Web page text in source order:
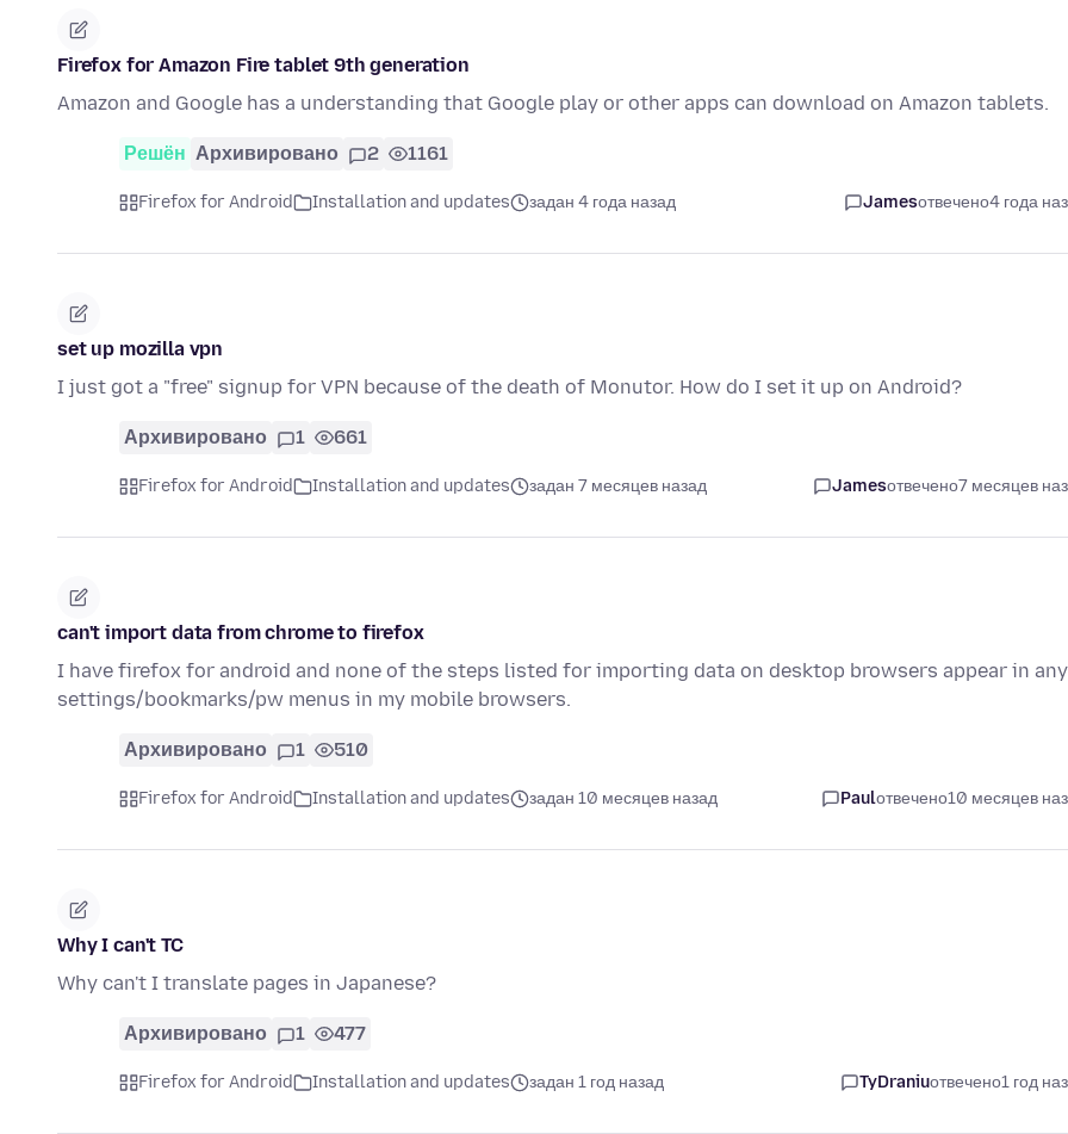
Firefox for Amazon Fire tablet 9th generation
Amazon and Google has a understanding that Google play or other apps can download on Amazon tablets.
Решён Архивировано 2 1161
Firefox for Android Installation and updates задан 4 года назад Jamesотвечено4 года
set up mozilla vpn
I just got a "free" signup for VPN because of the death of Monutor. How do I set it up on Android?
Архивировано 1 661
Firefox for Android Installation and updates задан 7 месяцев назад Jamesотвечено7 месяцев
can't import data from chrome to firefox
I have firefox for android and none of the steps listed for importing data on desktop browsers appear in any
settings/bookmarks/pw menus in my mobile browsers.
Архивировано 1 510
Firefox for Android Installation and updates задан 10 месяцев назад Paulотвечено10 месяцев
Why I can't TC
Why can't I translate pages in Japanese?
Архивировано 1 477
Firefox for Android Installation and updates задан 1 год назад TyDraniuотвечено1 год